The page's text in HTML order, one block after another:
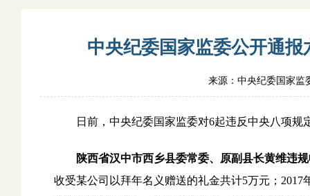
中央纪委国家监委公开通
来源：中央纪委国家监
日前，中央纪委国家监委对6起违反中央八项规
陕西省汉中市西乡县委常委、原副县长黄维违
收受某公司以拜年名义赠送的礼金共计5万元；